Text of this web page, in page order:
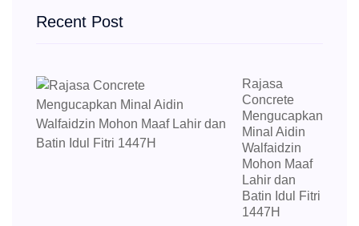
Recent Post
Rajasa
Concrete
Mengucapkan
Minal Aidin
Walfaidzin
Mohon Maaf
Lahir dan
Batin Idul Fitri
1447H